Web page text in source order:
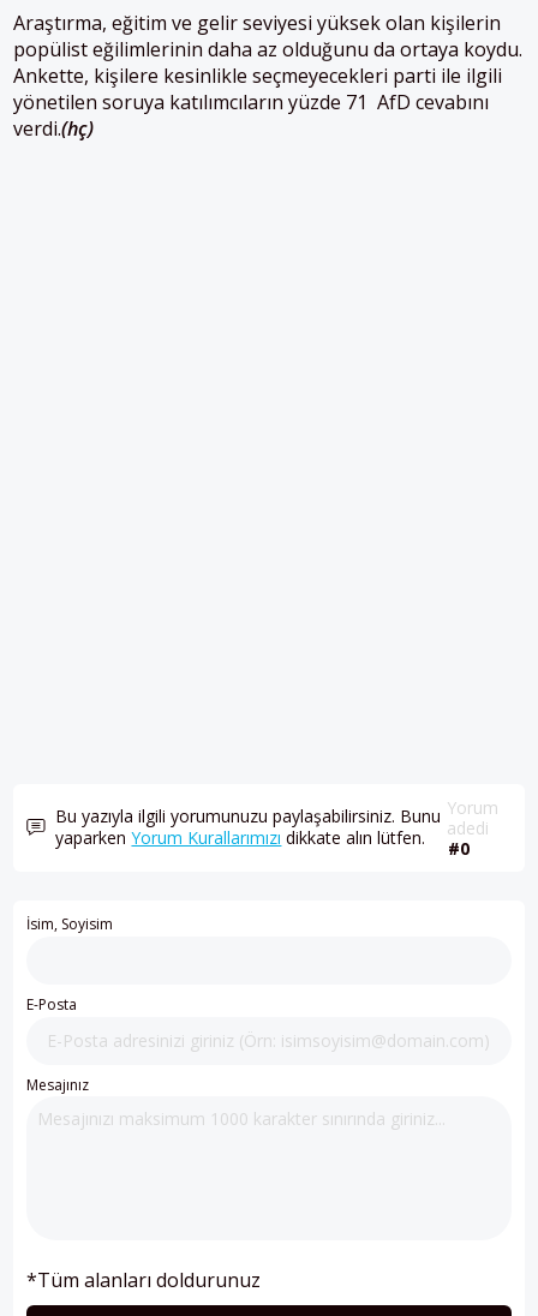
Araştırma, eğitim ve gelir seviyesi yüksek olan kişilerin
popülist eğilimlerinin daha az olduğunu da ortaya koydu.
Ankette, kişilere kesinlikle seçmeyecekleri parti ile ilgili
yönetilen soruya katılımcıların yüzde 71 AfD cevabını
verdi.(hç)
Bu yazıyla ilgili yorumunuzu paylaşabilirsiniz. Bunu
yaparkenYorum Kurallarımızı dikkate alın lütfen.
Yorum
adedi
#0
İsim, Soyisim
E-Posta
Mesajınız
*Tüm alanları doldurunuz